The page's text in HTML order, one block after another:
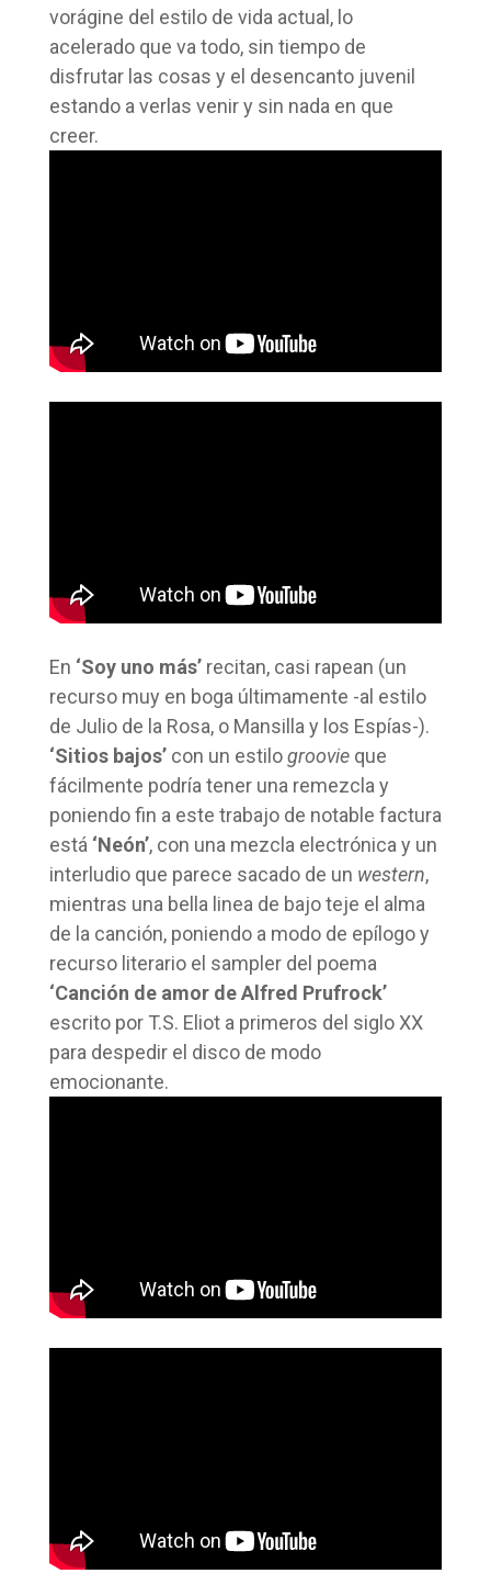
vorágine del estilo de vida actual, lo
acelerado que va todo, sin tiempo de
disfrutar las cosas y el desencanto juvenil
estando a verlas venir y sin nada en que
creer.
En ‘Soy uno más’recitan, casi rapean (un
recurso muy en boga últimamente -al estilo
de Julio de la Rosa, o Mansilla y los Espías-).
‘Sitios bajos’con un estilogroovieque
fácilmente podría tener una remezcla y
poniendo fin a este trabajo de notable factura
está ‘Neón’, con una mezcla electrónica y un
interludio que parece sacado de un western,
mientras una bella linea de bajo teje el alma
de la canción, poniendo a modo de epílogo y
recurso literario el sampler del poema
‘Canción de amor de Alfred Prufrock’
escrito por T.S. Eliot a primeros del siglo XX
para despedir el disco de modo
emocionante.